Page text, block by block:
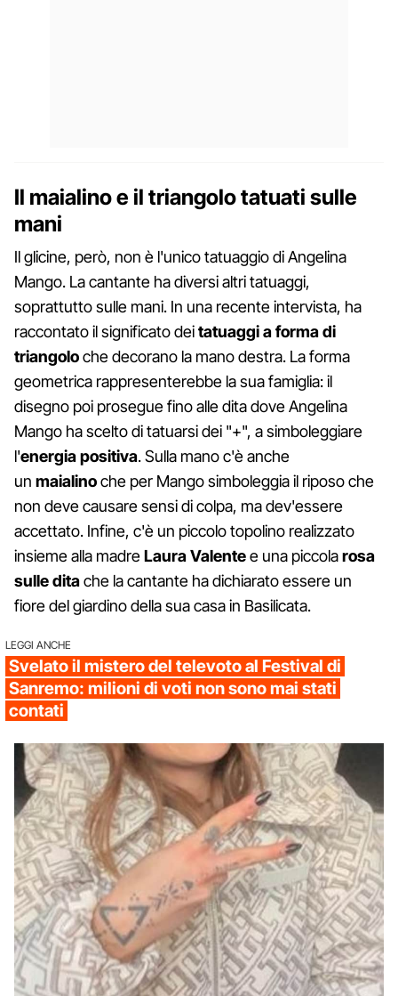
Il maialino e il triangolo tatuati sulle
mani
Il glicine, però, non è l'unico tatuaggio di Angelina
Mango. La cantante ha diversi altri tatuaggi,
soprattutto sulle mani. In una recente intervista, ha
raccontato il significato deitatuaggi a forma di
triangoloche decorano la mano destra. La forma
geometrica rappresenterebbe la sua famiglia: il
disegno poi prosegue fino alle dita dove Angelina
Mango ha scelto di tatuarsi dei "+", a simboleggiare
l'energia positiva. Sulla mano c'è anche
un maialinoche per Mango simboleggia il riposo che
non deve causare sensi di colpa, ma dev'essere
accettato. Infine, c'è un piccolo topolino realizzato
insieme alla madreLaura Valentee una piccolarosa
sulle ditache la cantante ha dichiarato essere un
fiore del giardino della sua casa in Basilicata.
LEGGI ANCHE
Svelato il mistero del televoto al Festival di
Sanremo: milioni di voti non sono mai stati
contati